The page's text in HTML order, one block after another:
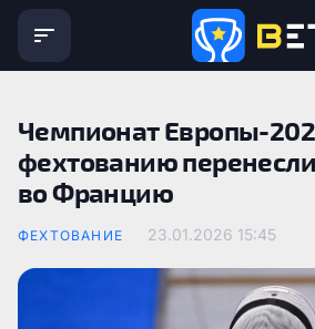
Чемпионат Европы-
фехтованию
во Францию
ФЕХТОВАНИЕ 23.01.2026 15:45